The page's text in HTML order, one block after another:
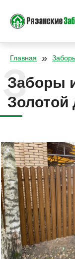
Главная »
Заборы
Золотой